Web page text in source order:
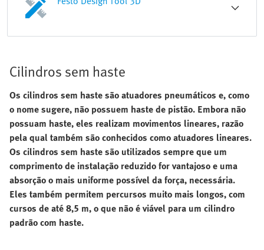
Cilindros sem haste
Os cilindros sem haste são atuadores pneumáticos e, como
o nome sugere, não possuem haste de pistão. Embora não
possuam haste, eles realizam movimentos lineares, razão
pela qual também são conhecidos como atuadores lineares.
Os cilindros sem haste são utilizados sempre que um
comprimento de instalação reduzido for vantajoso e uma
absorção o mais uniforme possível da força, necessária.
Eles também permitem percursos muito mais longos, com
cursos de até 8,5 m, o que não é viável para um cilindro
padrão com haste.